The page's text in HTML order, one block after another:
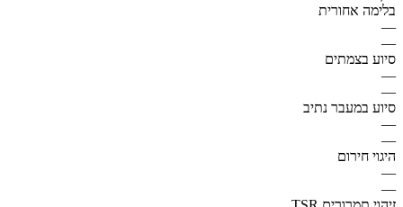
בלימה אחורית
—
—
סיוע בצמתים
—
—
סיוע במעבר נתיב
—
—
היגוי חירום
—
—